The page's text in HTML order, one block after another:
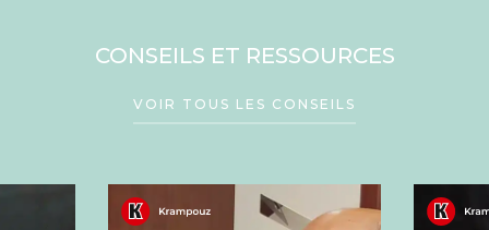
CONSEILS ET RESSOURCES
VOIR TOUS LES CONSEILS